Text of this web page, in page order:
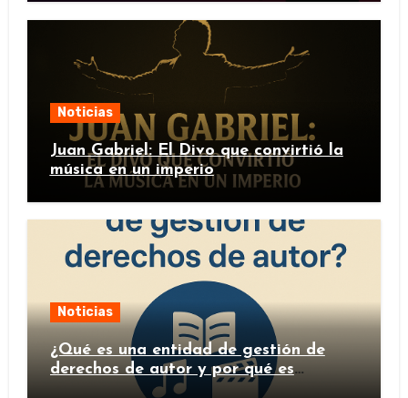
Noticias
Juan Gabriel: El Divo que convirtió la
música en un imperio
Noticias
¿Qué es una entidad de gestión de
derechos de autor y por qué es
importante?